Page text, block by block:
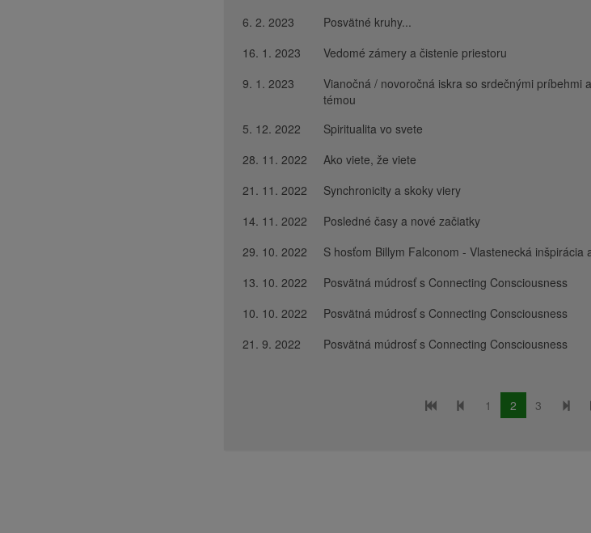
6. 2. 2023
Posvätné kruhy...
16. 1. 2023
Vedomé zámery a čistenie priestoru
9. 1. 2023
Vianočná / novoročná iskra so srdečnými príbehmi
témou
5. 12. 2022
Spiritualita vo svete
28. 11. 2022
Ako viete, že viete
21. 11. 2022
Synchronicity a skoky viery
14. 11. 2022
Posledné časy a nové začiatky
29. 10. 2022
S hosťom Billym Falconom - Vlastenecká inšpirácia
13. 10. 2022
Posvätná múdrosť s Connecting Consciousness
10. 10. 2022
Posvätná múdrosť s Connecting Consciousness
21. 9. 2022
Posvätná múdrosť s Connecting Consciousness
1 2 3